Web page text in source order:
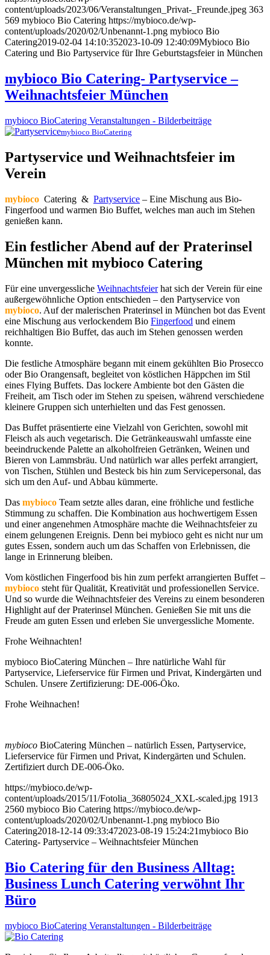
content/uploads/2023/06/Veranstaltungen_Privat-_Freunde.jpeg 363
569 mybioco Bio Catering https://mybioco.de/wp-
content/uploads/2020/02/Unbenannt-1.png mybioco Bio
Catering2019-02-04 14:10:352023-10-09 12:40:09Mybioco Bio
Catering und Bio Partyservice für Ihre Geburtstagsfeier in München
mybioco Bio Catering- Partyservice –
Weihnachtsfeier München
mybioco BioCatering Veranstaltungen - Bilderbeiträge
mybioco BioCatering
Partyservice und Weihnachtsfeier im
Verein
mybioco Catering & Partyservice – Eine Mischung aus Bio-
Fingerfood und warmen Bio Buffet, welches man auch im Stehen
genießen kann.
Ein festlicher Abend auf der Praterinsel
München mit mybioco Catering
Für eine unvergessliche Weihnachtsfeierhat sich der Verein für eine
außergewöhnliche Option entschieden – den Partyservice von
mybioco. Auf der malerischen Praterinsel in München bot das Event
eine Mischung aus verlockendem Bio Fingerfood und einem
reichhaltigen Bio Buffet, das auch im Stehen genossen werden
konnte.
Die festliche Atmosphäre begann mit einem gekühlten Bio Prosecco
oder Bio Orangensaft, begleitet von köstlichen Häppchen im Stil
eines Flying Buffets. Das lockere Ambiente bot den Gästen die
Freiheit, am Tisch oder im Stehen zu speisen, während verschiedene
kleinere Gruppen sich unterhielten und das Fest genossen.
Das Buffet präsentierte eine Vielzahl von Gerichten, sowohl mit
Fleisch als auch vegetarisch. Die Getränkeauswahl umfasste eine
beeindruckende Palette an alkoholfreien Getränken, Weinen und
Bieren von Lammsbräu. Und natürlich war alles perfekt arrangiert,
von Tischen, Stühlen und Besteck bis hin zum Servicepersonal, das
sich um den Auf- und Abbau kümmerte.
Das mybioco Team setzte alles daran, eine fröhliche und festliche
Stimmung zu schaffen. Die Kombination aus hochwertigem Essen
und einer angenehmen Atmosphäre machte die Weihnachtsfeier zu
einem gelungenen Ereignis. Denn bei mybioco geht es nicht nur um
gutes Essen, sondern auch um das Schaffen von Erlebnissen, die
lange in Erinnerung bleiben.
Vom köstlichen Fingerfood bis hin zum perfekt arrangierten Buffet –
mybioco steht für Qualität, Kreativität und professionellen Service.
Und so wurde die Weihnachtsfeier des Vereins zu einem besonderen
Highlight auf der Praterinsel München. Genießen Sie mit uns die
Freude am guten Essen und erleben Sie unvergessliche Momente.
Frohe Weihnachten!
mybioco BioCatering München – Ihre natürliche Wahl für
Partyservice, Lieferservice für Firmen und Privat, Kindergärten und
Schulen. Unsere Zertifizierung: DE-006-Öko.
Frohe Weihnachen!
mybioco BioCatering München – natürlich Essen, Partyservice,
Lieferservice für Firmen und Privat, Kindergärten und Schulen.
Zertifiziert durch DE-006-Öko.
https://mybioco.de/wp-
content/uploads/2015/11/Fotolia_36805024_XXL-scaled.jpg 1913
2560 mybioco Bio Catering https://mybioco.de/wp-
content/uploads/2020/02/Unbenannt-1.png mybioco Bio
Catering2018-12-14 09:33:472023-08-19 15:24:21mybioco Bio
Catering- Partyservice – Weihnachtsfeier München
Bio Catering für den Business Alltag:
Business Lunch Catering verwöhnt Ihr
Büro
mybioco BioCatering Veranstaltungen - Bilderbeiträge